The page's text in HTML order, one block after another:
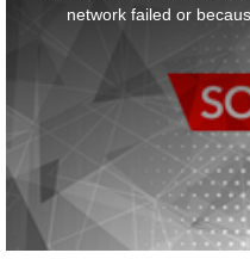
network failed or